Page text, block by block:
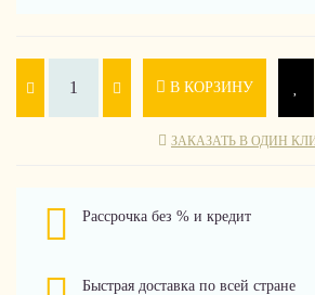
В КОРЗИНУ
ЗАКАЗАТЬ В ОДИН
Рассрочка без % и кредит
Быстрая доставка по всей стране